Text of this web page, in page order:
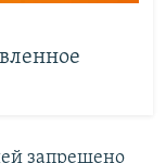
запрещено